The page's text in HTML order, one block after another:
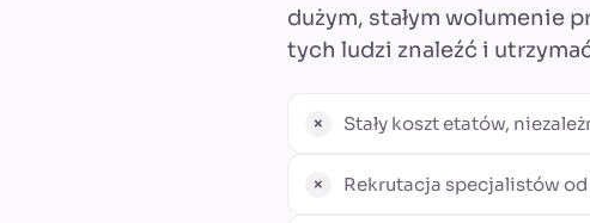
dużym, stałym wolumenie
tych ludzi znaleźć i
Stały koszt etatów,
Rekrutacja specjalistów